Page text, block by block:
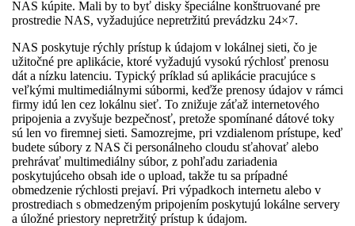
NAS kúpite. Mali by to byť disky špeciálne konštruované pre
prostredie NAS, vyžadujúce nepretržitú prevádzku 24×7.
NAS poskytuje rýchly prístup k údajom v lokálnej sieti, čo je
užitočné pre aplikácie, ktoré vyžadujú vysokú rýchlosť prenosu
dát a nízku latenciu. Typický príklad sú aplikácie pracujúce s
veľkými multimediálnymi súbormi, keďže prenosy údajov v rámci
firmy idú len cez lokálnu sieť. To znižuje záťaž internetového
pripojenia a zvyšuje bezpečnosť, pretože spomínané dátové toky
sú len vo firemnej sieti. Samozrejme, pri vzdialenom prístupe, keď
budete súbory z NAS či personálneho cloudu sťahovať alebo
prehrávať multimediálny súbor, z pohľadu zariadenia
poskytujúceho obsah ide o upload, takže tu sa prípadné
obmedzenie rýchlosti prejaví. Pri výpadkoch internetu alebo v
prostrediach s obmedzeným pripojením poskytujú lokálne servery
a úložné priestory nepretržitý prístup k údajom.